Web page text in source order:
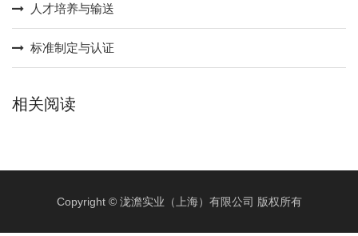
人才培养与输送
标准制定与认证
相关阅读
Copyright © 泷澹实业（上海）有限公司 版权所有